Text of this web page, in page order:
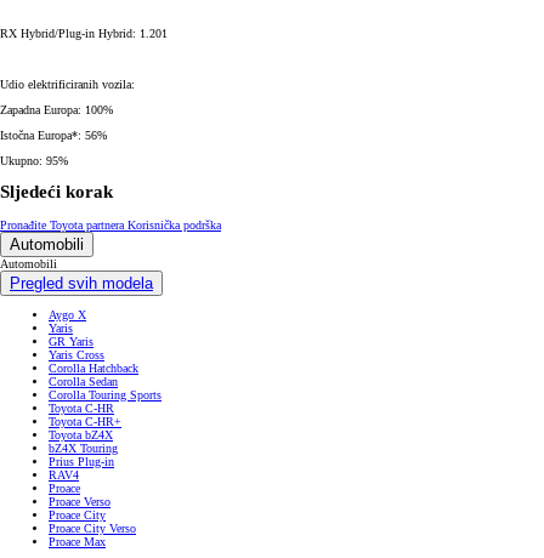
RX Hybrid/Plug-in Hybrid: 1.201
Udio elektrificiranih vozila:
Zapadna Europa: 100%
Istočna Europa*: 56%
Ukupno: 95%
Sljedeći korak
Pronađite Toyota partnera Korisnička podrška
Automobili
Automobili
Pregled svih modela
Aygo X
Yaris
GR Yaris
Yaris Cross
Corolla Hatchback
Corolla Sedan
Corolla Touring Sports
Toyota C-HR
Toyota C-HR+
Toyota bZ4X
bZ4X Touring
Prius Plug-in
RAV4
Proace
Proace Verso
Proace City
Proace City Verso
Proace Max